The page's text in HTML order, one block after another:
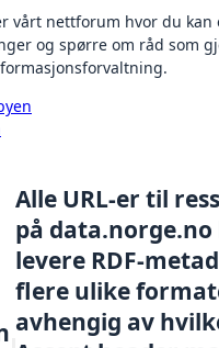
vårt nettforum hvor du kan
og spørre om råd som
Alle URL-er til
på data.norge.no
levere RDF-
flere ulike
avhengig av